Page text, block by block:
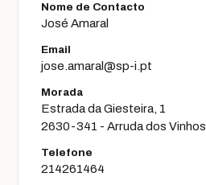
Nome de Contacto
José Amaral
Email
jose.amaral@sp-i.pt
Morada
Estrada da Giesteira, 1
2630-341 - Arruda dos Vinhos
Telefone
214261464